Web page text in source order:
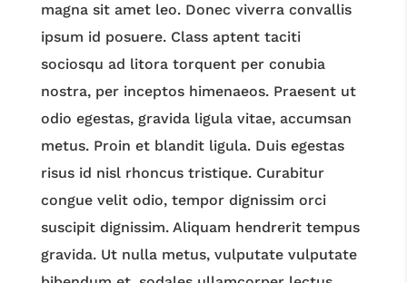
magna sit amet leo. Donec viverra convallis
ipsum id posuere. Class aptent taciti
sociosqu ad litora torquent per conubia
nostra, per inceptos himenaeos. Praesent ut
odio egestas, gravida ligula vitae, accumsan
metus. Proin et blandit ligula. Duis egestas
risus id nisl rhoncus tristique. Curabitur
congue velit odio, tempor dignissim orci
suscipit dignissim. Aliquam hendrerit tempus
gravida. Ut nulla metus, vulputate vulputate